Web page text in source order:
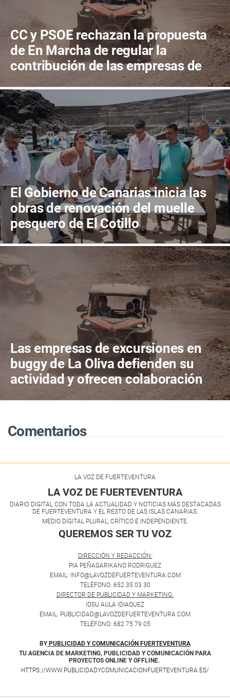
CC y PSOE rechazan la propuesta
de En Marcha de regular la
contribución de las empresas de
quads al mantenimiento de las
pistas de tierra de La Oliva
El Gobierno de Canarias inicia las
obras de renovación del muelle
pesquero de El Cotillo
Las empresas de excursiones en
buggy de La Oliva defienden su
actividad y ofrecen colaboración
para proteger el territorio
Comentarios
LA VOZ DE FUERTEVENTURA
LA VOZ DE FUERTEVENTURA
DIARIO DIGITAL CON TODA LA ACTUALIDAD Y NOTICIAS MÁS DESTACADAS
DE FUERTEVENTURA Y EL RESTO DE LAS ISLAS CANARIAS.
MEDIO DIGITAL PLURAL, CRÍTICO E INDEPENDIENTE.
QUEREMOS SER TU VOZ.
DIRECCIÓN Y REDACCIÓN:
PIA PEÑAGARIKANO RODRIGUEZ
EMAIL: INFO@LAVOZDEFUERTEVENTURA.COM
TELÉFONO: 652 35 03 30
DIRECTOR DE PUBLICIDAD Y MARKETING:
IOSU AULA IDIAQUEZ
EMAIL: PUBLICIDAD@LAVOZDEFUERTEVENTURA.COM
TELÉFONO: 682 75 79 05
BY PUBLICIDAD Y COMUNICACIÓN FUERTEVENTURA
TU AGENCIA DE MARKETING, PUBLICIDAD Y COMUNICACIÓN PARA
PROYECTOS ONLINE Y OFFLINE.
HTTPS://WWW.PUBLICIDADYCOMUNICACIONFUERTEVENTURA.ES/